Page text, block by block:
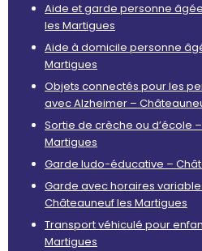
Aide et garde personne
les Martigues
Aide à domicile personne
Martigues
Objets connectés pour les
avec Alzheimer –
Sortie de crèche ou d’école
Martigues
Garde ludo-éducative –
Garde avec horaires
Châteauneuf les Martigues
Transport véhiculé pour
Martigues